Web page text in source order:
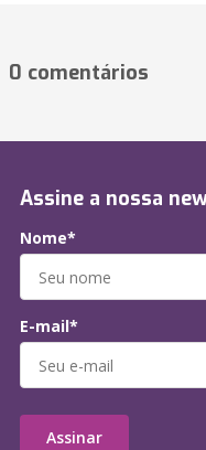
0 comentários
Assine a nossa
Nome*
E-mail*
Assinar